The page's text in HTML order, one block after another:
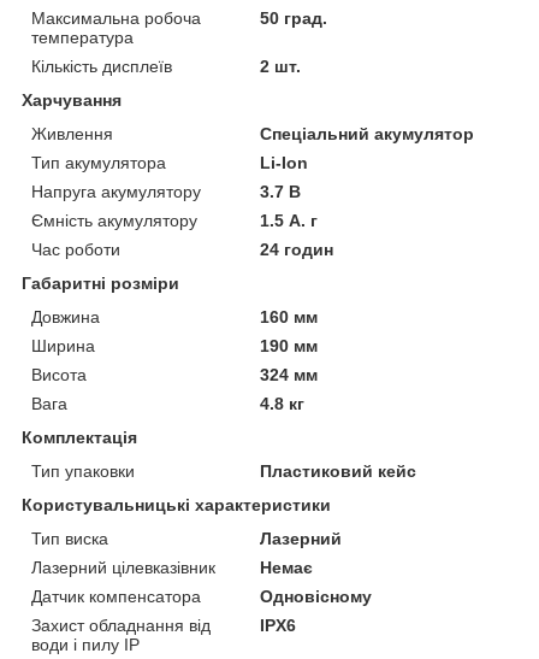
Максимальна робоча
температура
50 град.
Кількість дисплеїв
2 шт.
Харчування
Живлення
Спеціальний акумулятор
Тип акумулятора
Li-Ion
Напруга акумулятору
3.7 В
Ємність акумулятору
1.5 А. г
Час роботи
24 годин
Габаритні розміри
Довжина
160 мм
Ширина
190 мм
Висота
324 мм
Вага
4.8 кг
Комплектація
Тип упаковки
Пластиковий кейс
Користувальницькі характеристики
Тип виска
Лазерний
Лазерний цілевказівник
Немає
Датчик компенсатора
Одновісному
Захист обладнання від
води і пилу IP
IPX6